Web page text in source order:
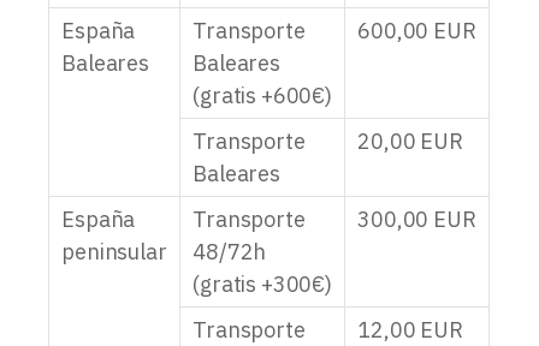
España
Baleares
Transporte
Baleares
(gratis +600€)
600,00 EUR
Transporte
Baleares
20,00 EUR
España
peninsular
Transporte
48/72h
(gratis +300€)
300,00 EUR
Transporte
12,00 EUR